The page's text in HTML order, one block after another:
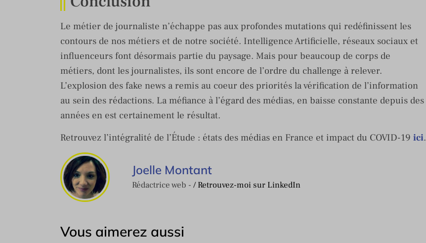
Le métier de journaliste n’échappe pas aux profondes mutations qui redéfinissent les
contours de nos métiers et de notre société. Intelligence Artificielle, réseaux sociaux et
influenceurs font désormais partie du paysage. Mais pour beaucoup de corps de
métiers, dont les journalistes, ils sont encore de l’ordre du challenge à relever.
L’explosion des fake news a remis au coeur des priorités la vérification de l’information
au sein des rédactions. La méfiance à l’égard des médias, en baisse constante depuis des
années en est certainement le résultat.
Retrouvez l’intégralité de l’Étude : états des médias en France et impact du COVID-19 ici.
Joelle Montant
Rédactrice web - / Retrouvez-moi sur LinkedIn
Vous aimerez aussi